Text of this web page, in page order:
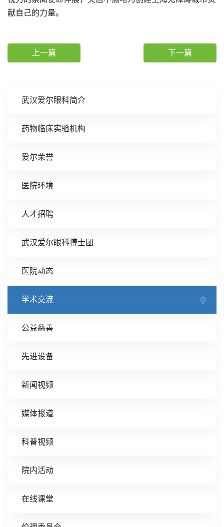
武汉爱尔眼科简介
药物临床实验机构
爱尔荣誉
医院环境
人才招聘
武汉爱尔眼科博士团
医院动态
学术交流
公益慈善
先进设备
新闻视频
媒体报道
科普视频
院内活动
在线课堂
献自己的力量。
上一篇 下一篇